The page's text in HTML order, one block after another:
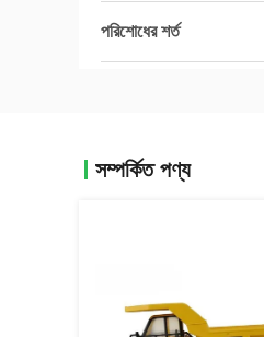
পরিশোধের শর্ত
সম্পর্কিত পণ্য